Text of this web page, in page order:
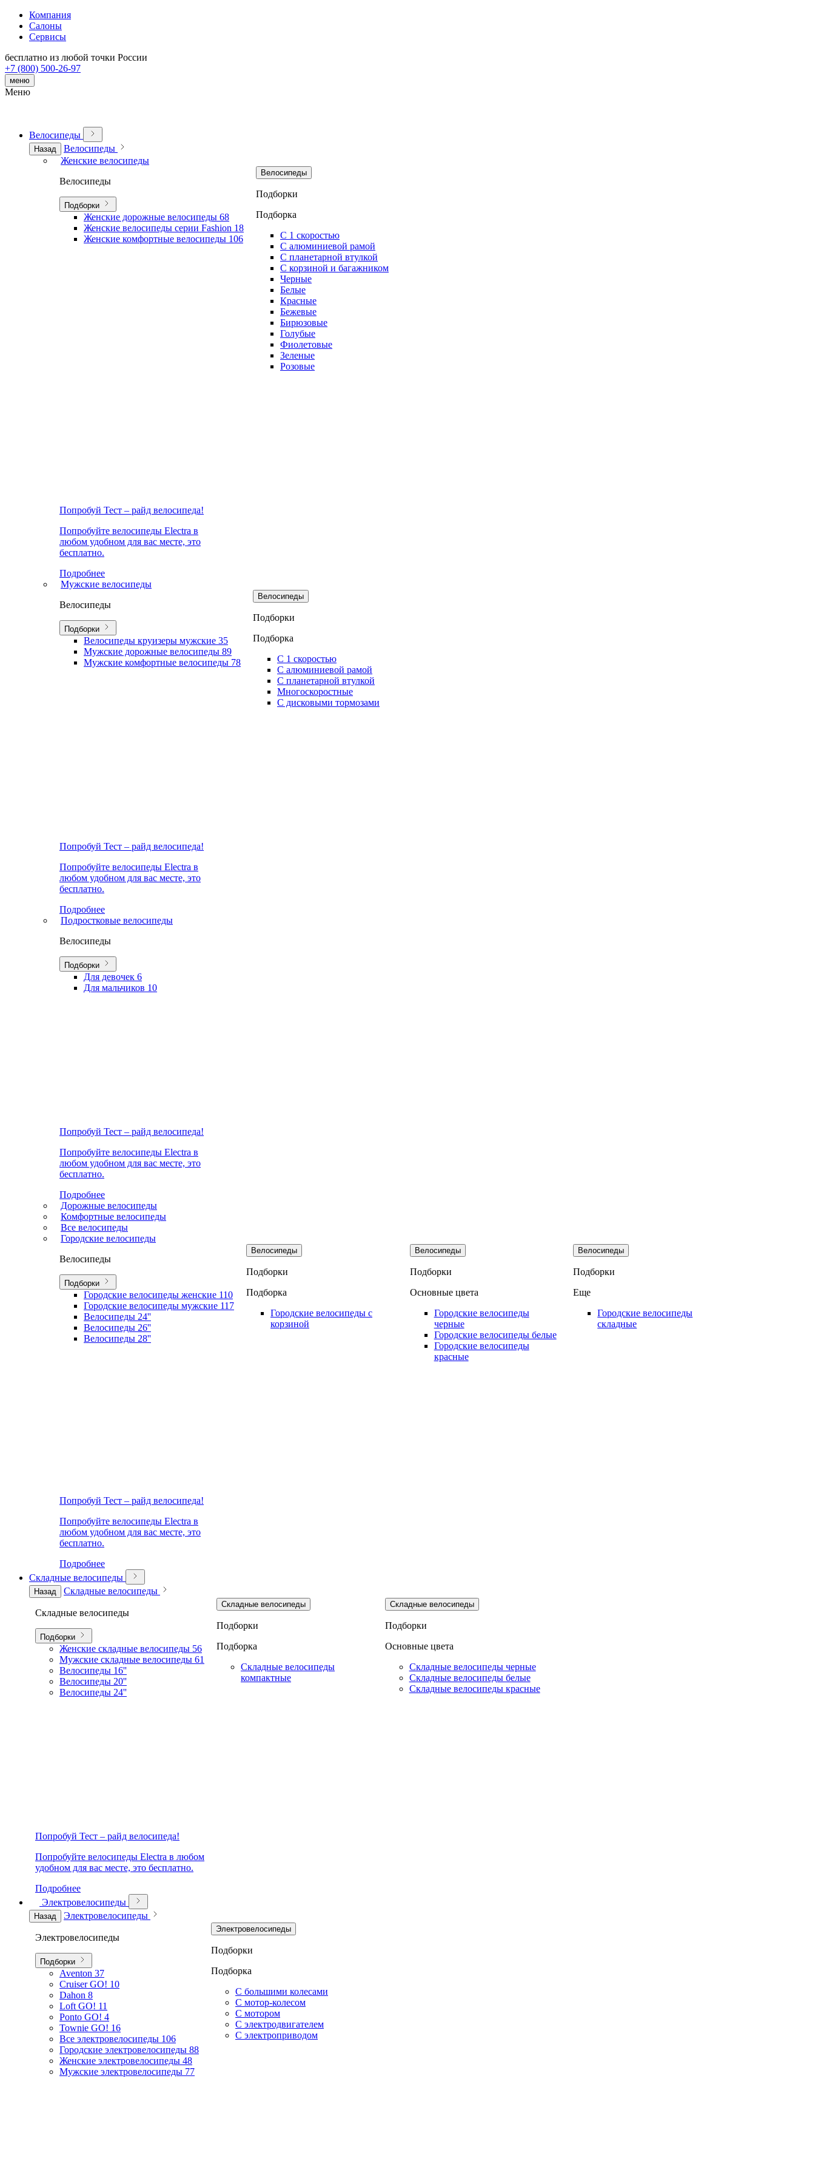
Компания
Салоны
Сервисы
бесплатно из любой точки России
+7 (800) 500-26-97
меню
Меню
Велосипеды
Назад
Велосипеды
Женские велосипеды
Велосипеды
Подборки
Женские дорожные велосипеды 68
Женские велосипеды серии Fashion 18
Женские комфортные велосипеды 106
Велосипеды
Подборки
Подборка
С 1 скоростью
С алюминиевой рамой
С планетарной втулкой
С корзиной и багажником
Черные
Белые
Красные
Бежевые
Бирюзовые
Голубые
Фиолетовые
Зеленые
Розовые
Попробуй Тест – райд велосипеда!
Попробуйте велосипеды Electra в
любом удобном для вас месте, это
бесплатно.
Подробнее
Мужские велосипеды
Велосипеды
Подборки
Велосипеды круизеры мужские 35
Мужские дорожные велосипеды 89
Мужские комфортные велосипеды 78
Велосипеды
Подборки
Подборка
С 1 скоростью
С алюминиевой рамой
С планетарной втулкой
Многоскоростные
С дисковыми тормозами
Попробуй Тест – райд велосипеда!
Попробуйте велосипеды Electra в
любом удобном для вас месте, это
бесплатно.
Подробнее
Подростковые велосипеды
Велосипеды
Подборки
Для девочек 6
Для мальчиков 10
Попробуй Тест – райд велосипеда!
Попробуйте велосипеды Electra в
любом удобном для вас месте, это
бесплатно.
Подробнее
Дорожные велосипеды
Комфортные велосипеды
Все велосипеды
Городские велосипеды
Велосипеды
Подборки
Городские велосипеды женские 110
Городские велосипеды мужские 117
Велосипеды 24''
Велосипеды 26''
Велосипеды 28''
Велосипеды
Подборки
Подборка
Городские велосипеды с
корзиной
Велосипеды
Подборки
Основные цвета
Городские велосипеды
черные
Городские велосипеды белые
Городские велосипеды
красные
Велосипеды
Подборки
Еще
Городские велосипеды
складные
Попробуй Тест – райд велосипеда!
Попробуйте велосипеды Electra в
любом удобном для вас месте, это
бесплатно.
Подробнее
Складные велосипеды
Назад Складные велосипеды
Складные велосипеды
Подборки
Женские складные велосипеды 56
Мужские складные велосипеды 61
Велосипеды 16''
Велосипеды 20''
Велосипеды 24''
Складные велосипеды
Подборки
Подборка
Складные велосипеды
компактные
Складные велосипеды
Подборки
Основные цвета
Складные велосипеды черные
Складные велосипеды белые
Складные велосипеды красные
Попробуй Тест – райд велосипеда!
Попробуйте велосипеды Electra в любом
удобном для вас месте, это бесплатно.
Подробнее
Электровелосипеды
Назад Электровелосипеды
Электровелосипеды
Подборки
Aventon 37
Cruiser GO! 10
Dahon 8
Loft GO! 11
Ponto GO! 4
Townie GO! 16
Все электровелосипеды 106
Городские электровелосипеды 88
Женские электровелосипеды 48
Мужские электровелосипеды 77
Электровелосипеды
Подборки
Подборка
С большими колесами
С мотор-колесом
С мотором
С электродвигателем
С электроприводом